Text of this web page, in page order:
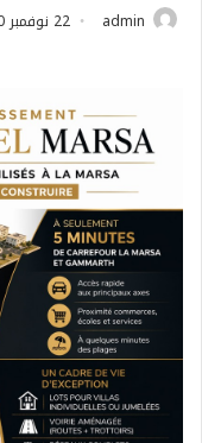
admin 22 نوفمبر 2020